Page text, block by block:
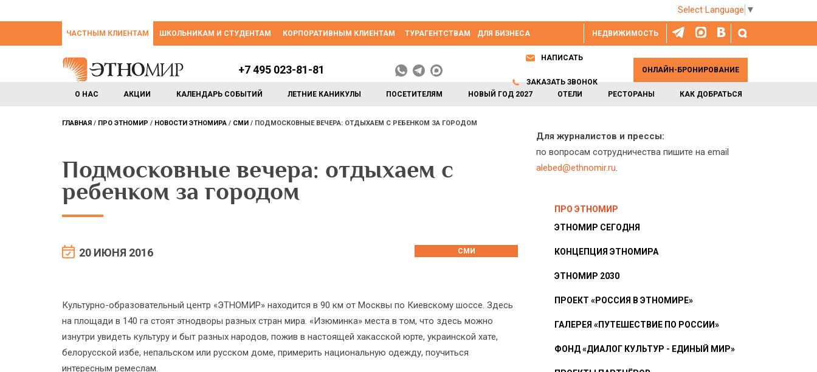
Select Language ▼
НЕДВИЖИМОСТЬ
ЧАСТНЫМ КЛИЕНТАМ ШКОЛЬНИКАМ И СТУДЕНТАМ КОРПОРАТИВНЫМ КЛИЕНТАМ ТУРАГЕНТСТВАМ ДЛЯ БИЗНЕСА
О НАС АКЦИИ КАЛЕНДАРЬ СОБЫТИЙ ЛЕТНИЕ КАНИКУЛЫ ПОСЕТИТЕЛЯМ НОВЫЙ ГОД 2027 ОТЕЛИ РЕСТОРАНЫ КАК ДОБРАТЬСЯ
+7 495 023-81-81
НАПИСАТЬ
ЗАКАЗАТЬ ЗВОНОК
ОНЛАЙН-БРОНИРОВАНИЕ
ГЛАВНАЯ ПРО ЭТНОМИР НОВОСТИ ЭТНОМИРА СМИ ПОДМОСКОВНЫЕ ВЕЧЕРА: ОТДЫХАЕМ С РЕБЕНКОМ ЗА ГОРОДОМ
Подмосковные вечера: отдыхаем с
ребенком за городом
20 ИЮНЯ 2016 СМИ
Культурно-образовательный центр «ЭТНОМИР» находится в 90 км от Москвы по Киевскому шоссе. Здесь
на площади в 140 га стоят этнодворы разных стран мира. «Изюминка» места в том, что здесь можно
изнутри увидеть культуру и быт разных народов, пожив в настоящей хакасской юрте, украинской хате,
белорусской избе, непальском или русском доме, примерить национальную одежду, поучиться
интересным ремеслам.
Для журналистов и прессы:
по вопросам сотрудничества пишите на email
alebed@ethnomir.ru.
ПРО ЭТНОМИР
ЭТНОМИР СЕГОДНЯ
КОНЦЕПЦИЯ ЭТНОМИРА
ЭТНОМИР 2030
ПРОЕКТ «РОССИЯ В ЭТНОМИРЕ»
ГАЛЕРЕЯ «ПУТЕШЕСТВИЕ ПО РОССИИ»
ФОНД «ДИАЛОГ КУЛЬТУР - ЕДИНЫЙ МИР»